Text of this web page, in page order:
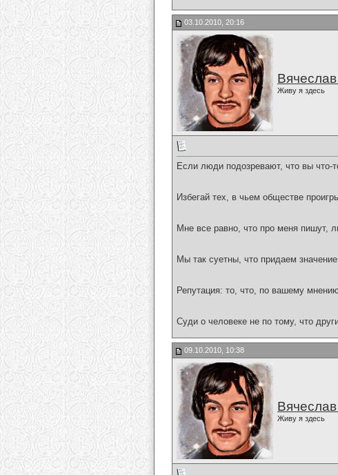
03.10.2010, 20:16
Живу я здесь
Если люди подозревают, что вы что-
Избегай тех, в чьем обществе
Мне все равно, что про меня пишут,
Мы так суетны, что придаем
Репутация: то, что, по вашему
Суди о человеке не по тому, что
09.10.2010, 10:38
Живу я здесь